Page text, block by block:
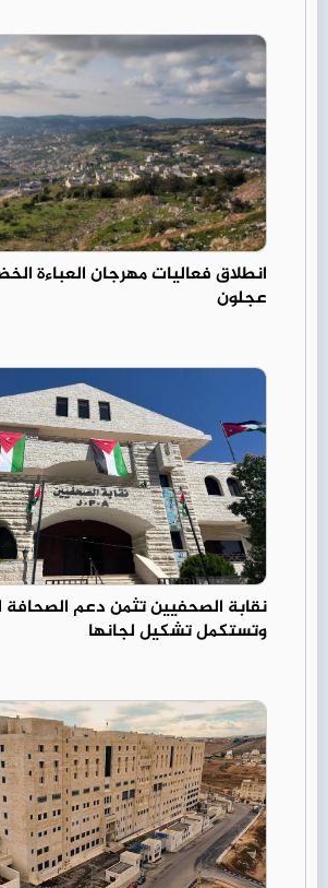
انطلاق فعاليات مهرجان العباءة
عجلون
نقابة الصحفيين تثمن دعم الصحافة
وتستكمل تشكيل لجانها